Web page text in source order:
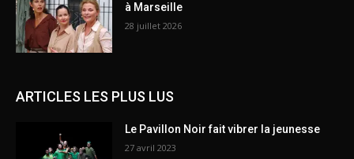
à Marseille
28 juillet 2026
ARTICLES LES PLUS LUS
Le Pavillon Noir fait vibrer la jeunesse
27 avril 2023